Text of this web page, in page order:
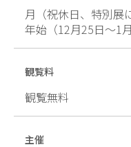
月（祝休日、特別展
年始（12月25日～1月
観覧料
観覧無料
主催